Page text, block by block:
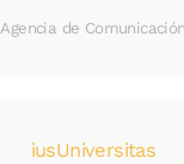
Agencia de Comunicación
iusUniversitas